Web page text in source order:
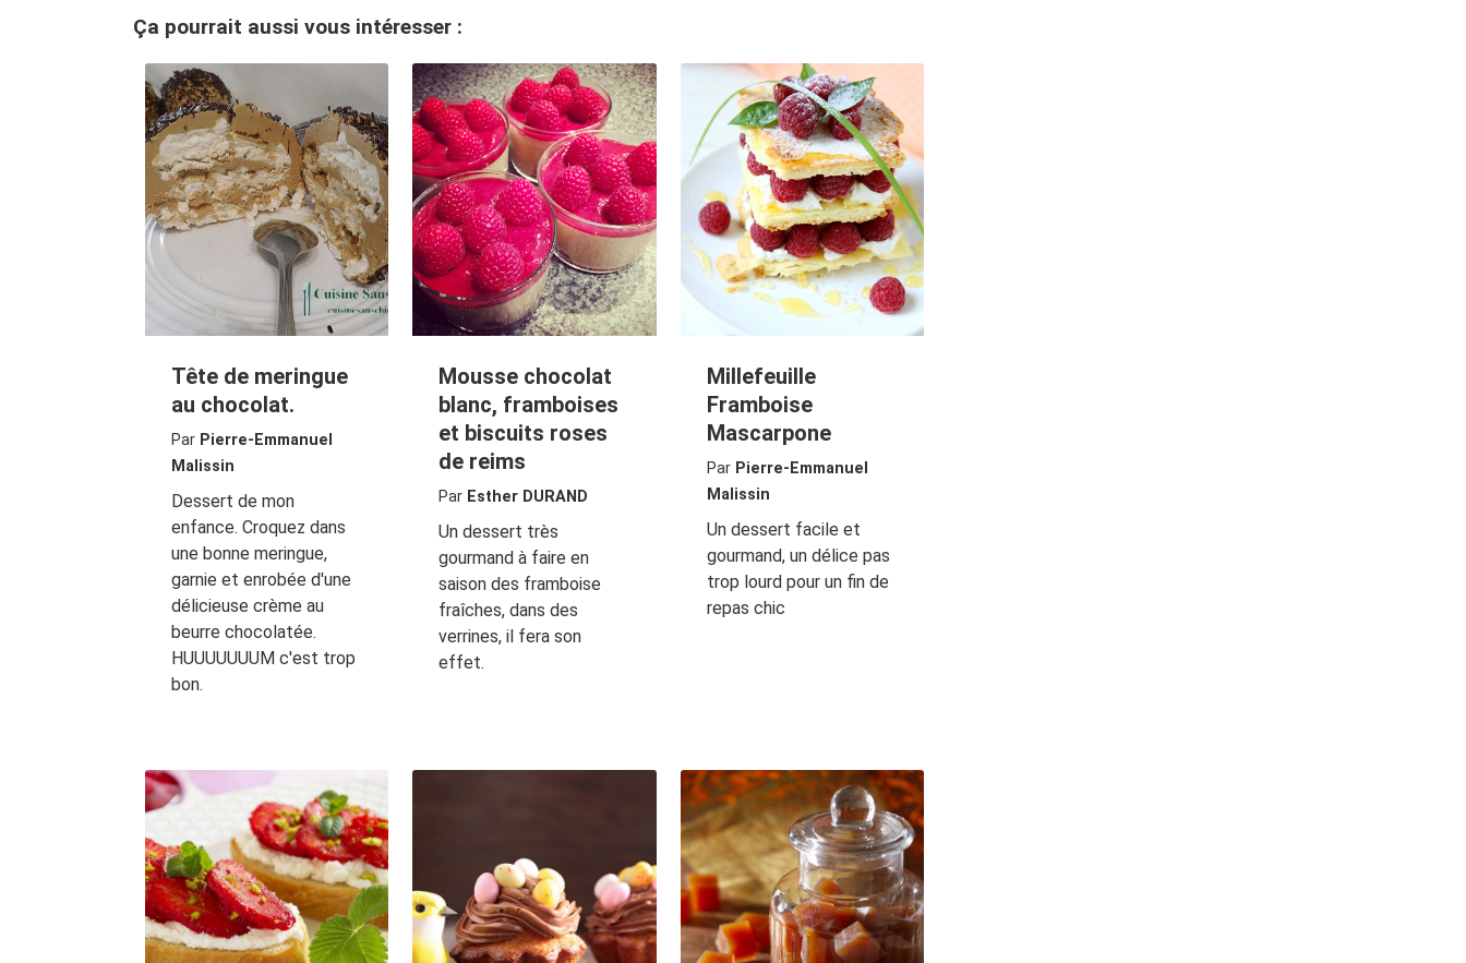
Ça pourrait aussi vous intéresser :
Tête de meringue
au chocolat.
Par Pierre-Emmanuel
Malissin
Dessert de mon
enfance. Croquez dans
une bonne meringue,
garnie et enrobée d'une
délicieuse crème au
beurre chocolatée.
HUUUUUUUM c'est trop
bon.
Mousse chocolat
blanc, framboises
et biscuits roses
de reims
Par Esther DURAND
Un dessert très
gourmand à faire en
saison des framboise
fraîches, dans des
verrines, il fera son
effet.
Millefeuille
Framboise
Mascarpone
Par Pierre-Emmanuel
Malissin
Un dessert facile et
gourmand, un délice pas
trop lourd pour un fin de
repas chic